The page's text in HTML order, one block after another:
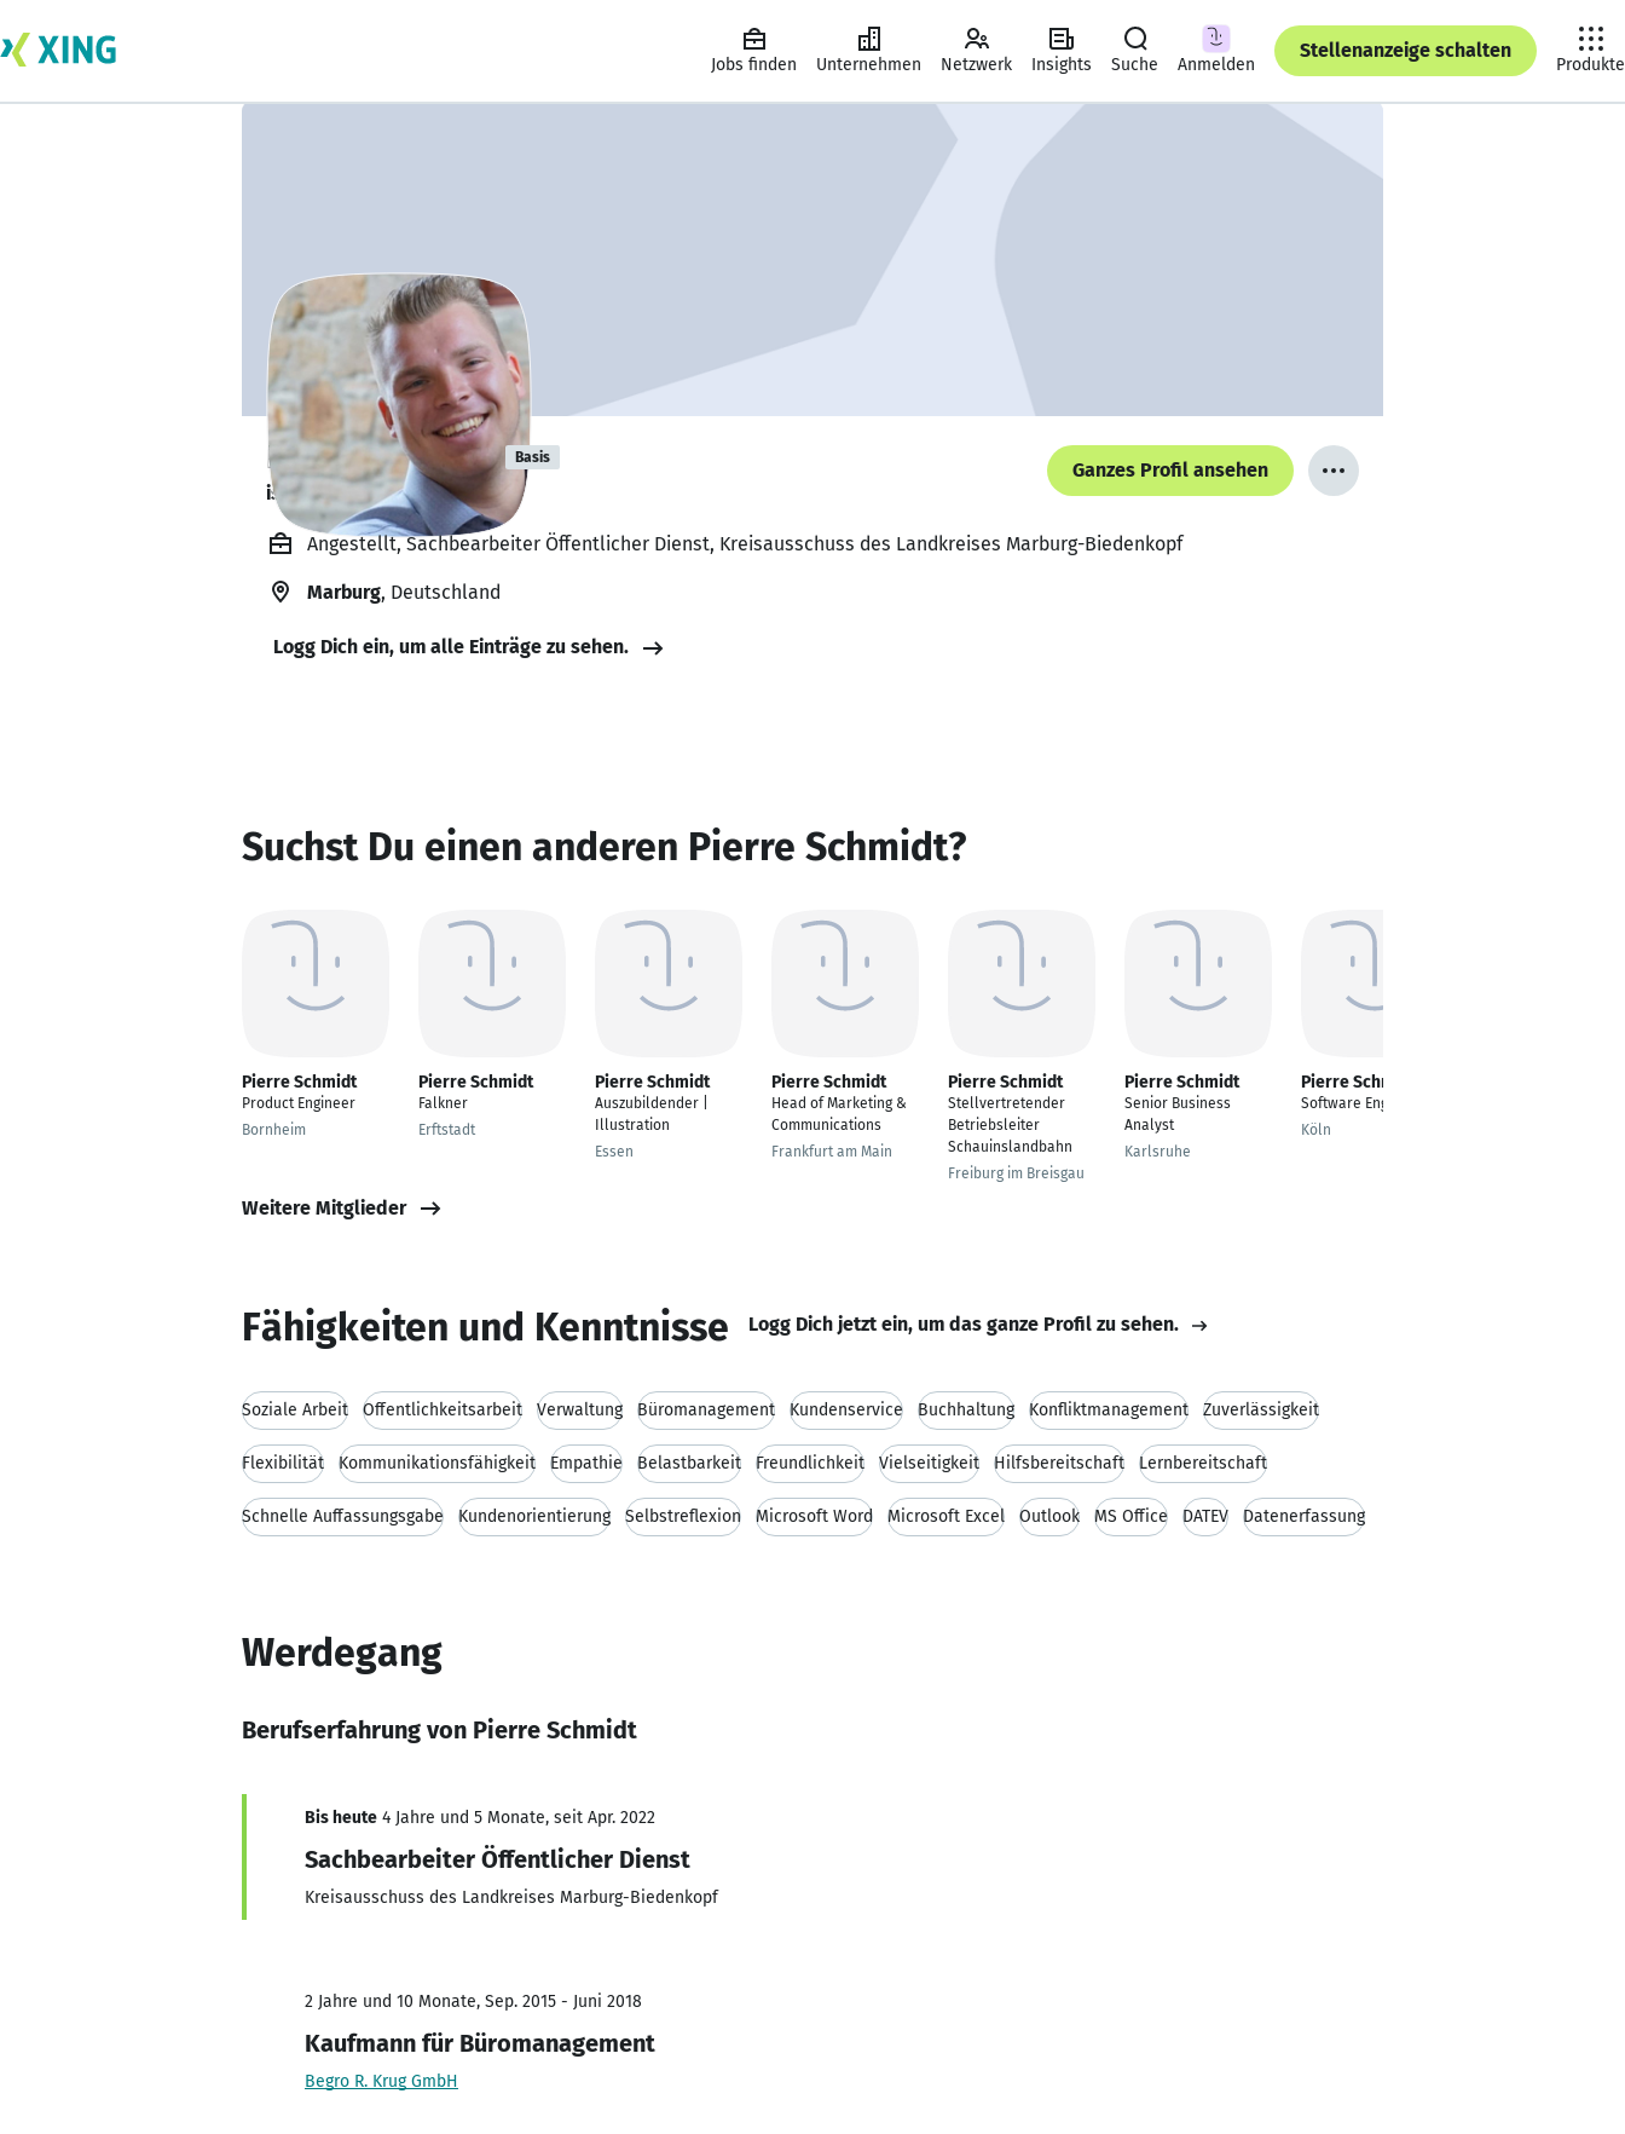
Jobs finden Unternehmen Netzwerk Insights Suche Anmelden
Stellenanzeige schalten
Produkte
Pierre Schmidt Basis
ist offen für Projekte. 🔎
Ganzes Profil ansehen
Angestellt, Sachbearbeiter Öffentlicher Dienst, Kreisausschuss des Landkreises Marburg-Biedenkopf
Marburg, Deutschland
Logg Dich ein, um alle Einträge zu sehen.
Suchst Du einen anderen Pierre Schmidt?
Pierre Schmidt
Product Engineer
Bornheim
Pierre Schmidt
Falkner
Erftstadt
Pierre Schmidt
Auszubildender |
Illustration
Essen
Pierre Schmidt
Head of Marketing &
Communications
Frankfurt am Main
Pierre Schmidt
Stellvertretender
Betriebsleiter
Schauinslandbahn
Freiburg im Breisgau
Pierre Schmidt
Senior Business
Analyst
Karlsruhe
Pierre Schmidt
Software Engineer
Köln
Weitere Mitglieder
Fähigkeiten und Kenntnisse Logg Dich jetzt ein, um das ganze Profil zu sehen.
Soziale Arbeit Öffentlichkeitsarbeit Verwaltung Büromanagement Kundenservice Buchhaltung Konfliktmanagement Zuverlässigkeit
Flexibilität Kommunikationsfähigkeit Empathie Belastbarkeit Freundlichkeit Vielseitigkeit Hilfsbereitschaft Lernbereitschaft
Schnelle Auffassungsgabe Kundenorientierung Selbstreflexion Microsoft Word Microsoft Excel Outlook MS Office DATEV Datenerfassung
Werdegang
Berufserfahrung von Pierre Schmidt
Bis heute 4 Jahre und 5 Monate, seit Apr. 2022
Sachbearbeiter Öffentlicher Dienst
Kreisausschuss des Landkreises Marburg-Biedenkopf
2 Jahre und 10 Monate, Sep. 2015 - Juni 2018
Kaufmann für Büromanagement
Begro R. Krug GmbH